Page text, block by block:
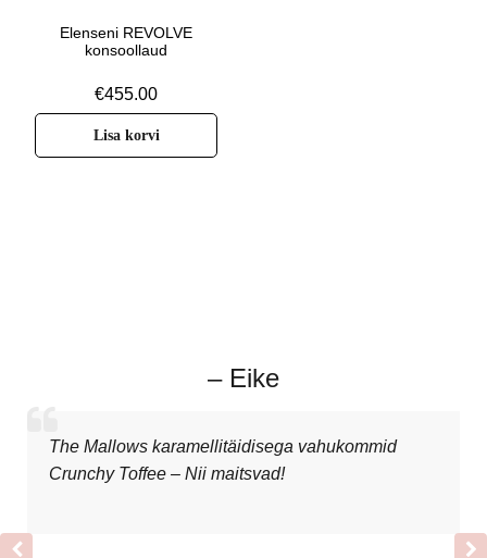
Elenseni REVOLVE
konsoollaud
€455.00
Lisa korvi
– Eike
The Mallows karamellitäidisega vahukommid
Crunchy Toffee – Nii maitsvad!